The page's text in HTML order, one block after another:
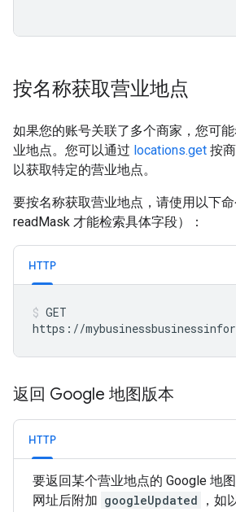
按名称获取营业地点
如果您的账号关联了多个商家，您可
业地点。您可以通过 locations.get 按
以获取特定的营业地点。
要按名称获取营业地点，请使用以下
readMask 才能检索具体字段）：
HTTP
GET
https://
返回 Google 地图版本
HTTP
要返回某个营业地点的 Google 地
网址后附加 googleUpdated ，如